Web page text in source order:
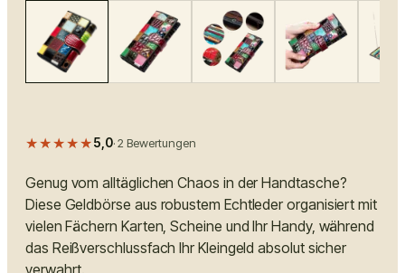
−27
★★★★★5,0·2 Bewertungen
Genug vom alltäglichen Chaos in der Handtasche?
Diese Geldbörse aus robustem Echtleder organisiert mit
vielen Fächern Karten, Scheine und Ihr Handy, während
das Reißverschlussfach Ihr Kleingeld absolut sicher
verwahrt.